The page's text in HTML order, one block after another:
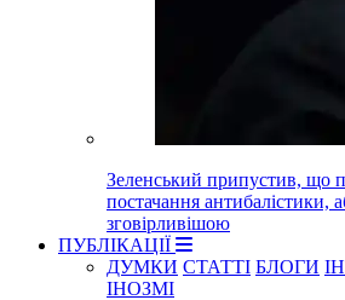
Зеленський припустив, що
постачання антибалістики,
зговірливішою
ПУБЛІКАЦІЇ
ДУМКИ СТАТТІ БЛОГИ
ІНОЗМІ